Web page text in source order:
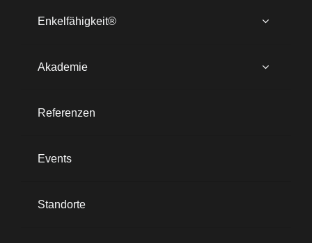
Enkelfähigkeit®
Akademie
Referenzen
Events
Standorte